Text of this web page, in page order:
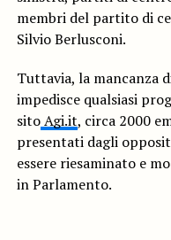
membri del partito di
Silvio Berlusconi.
Tuttavia, la mancanza
impedisce qualsiasi
sitoAgi.it, circa 2000
presentati dagli
essere riesaminato e
in Parlamento.